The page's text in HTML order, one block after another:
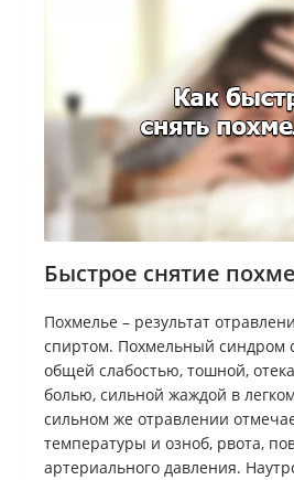
Быстрое снятие
Похмелье – результат
спиртом. Похмельный синдром
общей слабостью, тошной,
болью, сильной жаждой в
сильном же отравлении
температуры и озноб, рвота,
артериального давления.